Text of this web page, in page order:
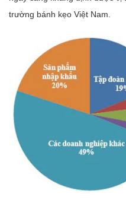
trường bánh kẹo Việt Nam.